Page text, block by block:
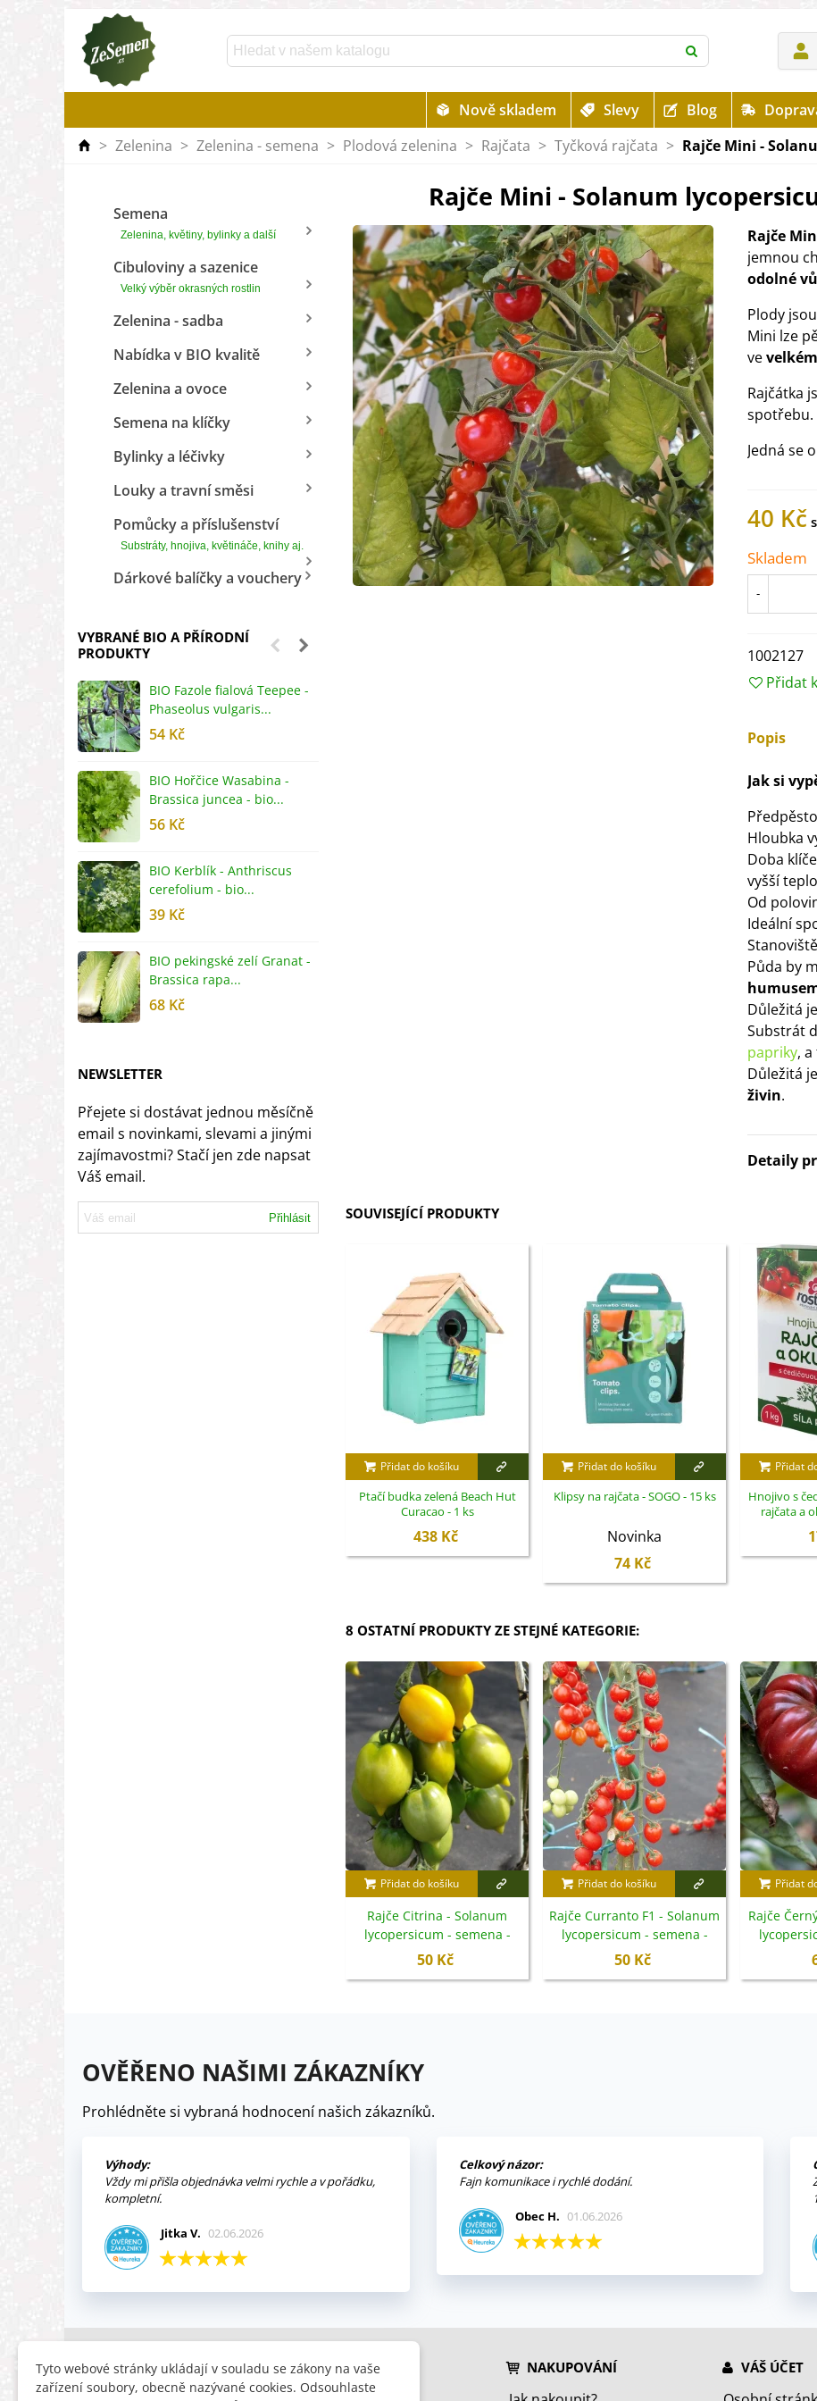
Nově skladem Slevy Blog
> Zelenina > Zelenina - semena > Plodová zelenina > Rajčata > Tyčková rajčata > Rajče Mini -
Semena
Zelenina, květiny, bylinky a další
Cibuloviny a sazenice
Velký výběr okrasných rostlin
Zelenina - sadba
Nabídka v BIO kvalitě
Zelenina a ovoce
Semena na klíčky
Bylinky a léčivky
Louky a travní směsi
Pomůcky a příslušenství
Substráty, hnojiva, květináče, knihy aj.
Dárkové balíčky a vouchery
VYBRANÉ BIO A PŘÍRODNÍ
PRODUKTY
BIO Fazole fialová Teepee -
Phaseolus vulgaris...
54 Kč
BIO Hořčice Wasabina -
Brassica juncea - bio...
56 Kč
BIO Kerblík - Anthriscus
cerefolium - bio...
39 Kč
BIO pekingské zelí Granat -
Brassica rapa...
68 Kč
NEWSLETTER
Přejete si dostávat jednou měsíčně
email s novinkami, slevami a jinými
zajímavostmi? Stačí jen zde napsat
Váš email.
Přihlásit
Rajče Mini - Solanum
Rajče
jemnou
odolné
Plody
Mini lze
ve
Rajčátka
spotřebu.
Jedná se o
40 Kč
Skladem
-
1002127
Přidat
Popis
Jak si
Hloubka
Doba
vyšší
Od
Ideální
Půda by
Důležitá
Substrát
papriky,
Důležitá je
živin.
Detaily
SOUVISEJÍCÍ PRODUKTY
Přidat do košíku
Ptačí budka zelená Beach Hut
Curacao - 1 ks
438 Kč
Přidat do košíku
Klipsy na rajčata - SOGO - 15 ks
Novinka
74 Kč
Přidat
Hnojivo s
rajčata a
8 OSTATNÍ PRODUKTY ZE STEJNÉ KATEGORIE:
Přidat do košíku
Rajče Citrina - Solanum
lycopersicum - semena -
10 ks
50 Kč
Přidat do košíku
Rajče Curranto F1 - Solanum
lycopersicum - semena -
10 ks
50 Kč
Přidat
Rajče
OVĚŘENO NAŠIMI ZÁKAZNÍKY
Prohlédněte si vybraná hodnocení našich zákazníků.
Výhody:
Vždy mi přišla objednávka velmi rychle a v pořádku,
kompletní.
Jitka V. 02.06.2026
Celkový názor:
Fajn komunikace i rychlé dodání.
Obec H. 01.06.2026
INFORMACE HLEDÁTE NAKUPOVÁNÍ VÁŠ ÚČET
Tyto webové stránky ukládají v souladu se zákony na vaše
zařízení soubory, obecně nazývané cookies. Odsouhlaste